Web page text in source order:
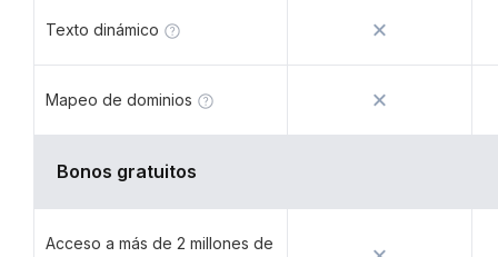
Texto dinámico
Mapeo de dominios
Bonos gratuitos
Acceso a más de 2 millones de